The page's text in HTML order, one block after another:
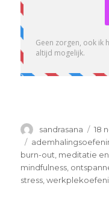
sandrasana 18
burn-out meditatie
mindfulness
stress ,